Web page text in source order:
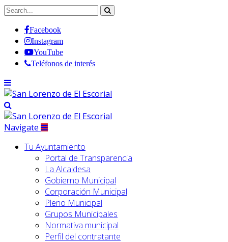
Facebook
Instagram
YouTube
Teléfonos de interés
Navigate
Tu Ayuntamiento
Portal de Transparencia
La Alcaldesa
Gobierno Municipal
Corporación Municipal
Pleno Municipal
Grupos Municipales
Normativa municipal
Perfil del contratante